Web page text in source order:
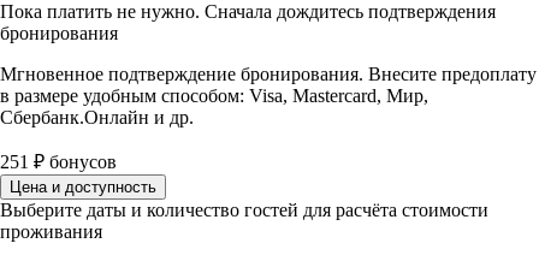
Пока платить не нужно. Сначала дождитесь подтверждения
бронирования
Мгновенное подтверждение бронирования. Внесите предоплату
в размере удобным способом: Visa, Mastercard, Мир,
Сбербанк.Онлайн и др.
251 ₽ бонусов
Цена и доступность
Выберите даты и количество гостей для расчёта стоимости
проживания